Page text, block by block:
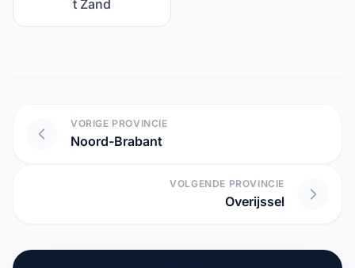
t Zand
VORIGE PROVINCIE
Noord-Brabant
VOLGENDE PROVINCIE
Overijssel